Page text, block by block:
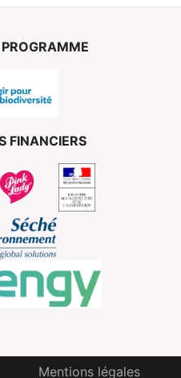
FINANCIERS
Mentions légales